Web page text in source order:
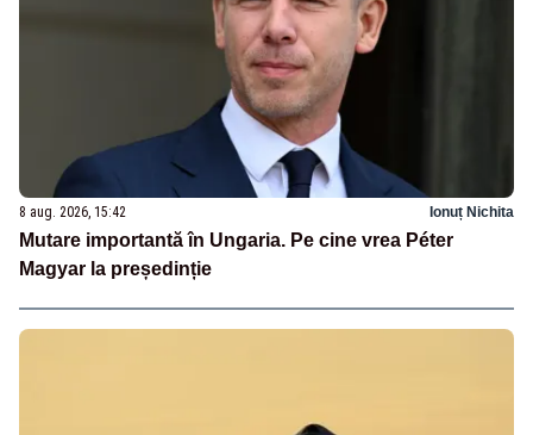
8 aug. 2026, 15:42 Ionuț Nichita
Mutare importantă în Ungaria. Pe cine vrea Péter
Magyar la președinție